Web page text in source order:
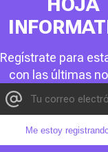
HOJA
Regístrate para
con las últimas
Me estoy